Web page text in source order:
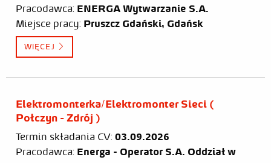
Pracodawca: ENERGA Wytwarzanie S.A.
Miejsce pracy: Pruszcz Gdański, Gdańsk
WIĘCEJ
Elektromonterka/Elektromonter Sieci (
Połczyn - Zdrój )
Termin składania CV: 03.09.2026
Pracodawca: Energa - Operator S.A. Oddział w